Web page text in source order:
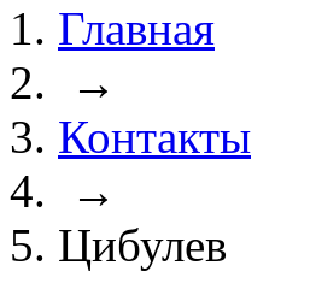
Главная
→
Контакты
→
Цибулев